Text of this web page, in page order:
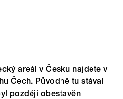
areál v Česku najdete v
Čech. Původně tu stával
později obestavěn